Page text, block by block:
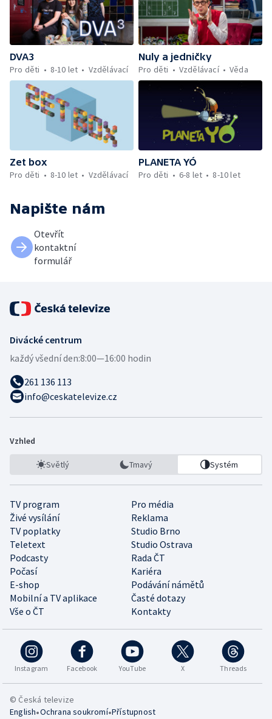
DVA3
Pro děti
8-10 let Vzdělávací
Nuly a jedničky
Pro děti
Vzdělávací Věda
Zet box
Pro děti
8-10 let Vzdělávací
PLANETA YÓ
Pro děti
6-8 let 8-10 let
Napište nám
Otevřít
kontaktní
formulář
Divácké centrum
každý všední den:8:00—16:00 hodin
261 136 113
info@ceskatelevize.cz
Vzhled
Světlý Tmavý Systém
TV program
Pro média
Živé vysílání
Reklama
TV poplatky
Studio Brno
Teletext
Studio Ostrava
Podcasty
Rada ČT
Počasí
Kariéra
E-shop
Podávání námětů
Mobilní a TV aplikace
Časté dotazy
Vše o ČT
Kontakty
Instagram Facebook YouTube X Threads
© Česká televize
English•Ochrana soukromí•Přístupnost